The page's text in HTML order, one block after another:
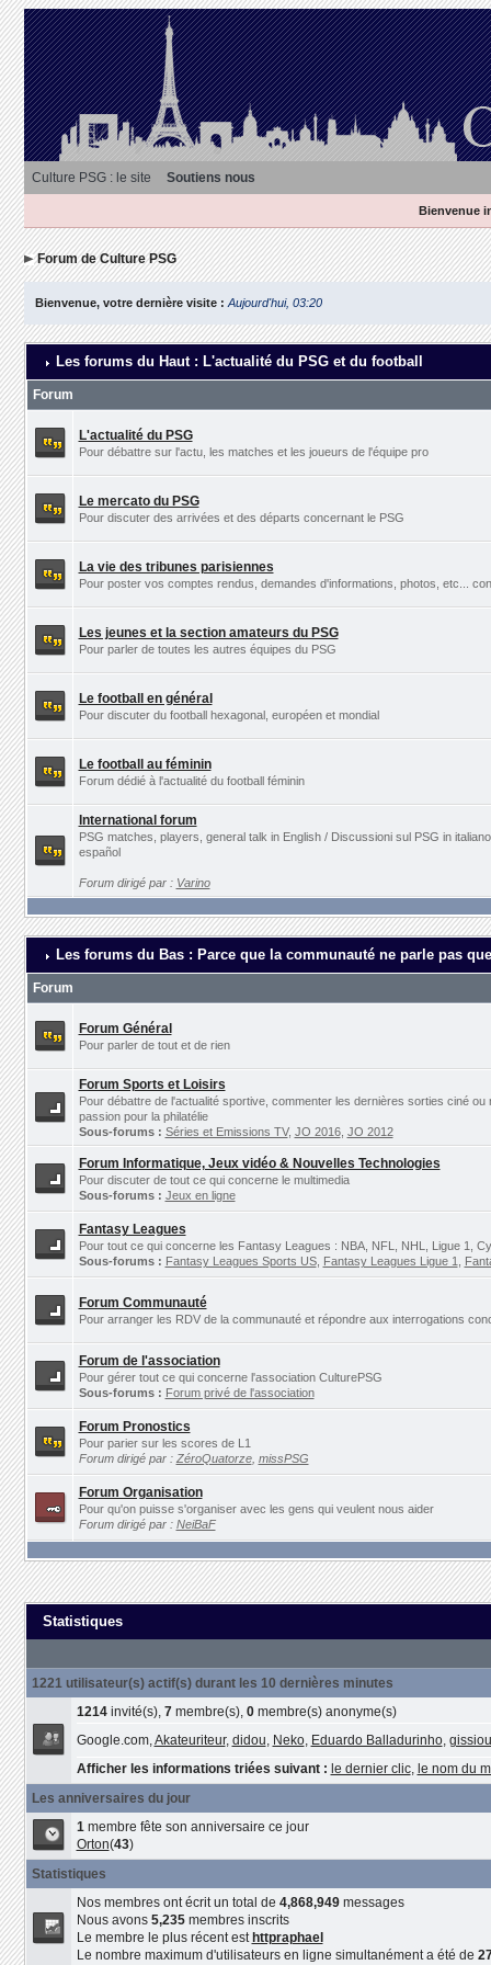
Culture PSG : le site Soutiens nous
Bienvenue
Forum de Culture PSG
Bienvenue, votre dernière visite : Aujourd'hui, 03:20
Les forums du Haut : L'actualité du PSG et du football
Forum
L'actualité du PSG
Pour débattre sur l'actu, les matches et les joueurs de l'équipe pro
Le mercato du PSG
Pour discuter des arrivées et des départs concernant le PSG
La vie des tribunes parisiennes
Pour poster vos comptes rendus, demandes d'informations, photos, etc...
Les jeunes et la section amateurs du PSG
Pour parler de toutes les autres équipes du PSG
Le football en général
Pour discuter du football hexagonal, européen et mondial
Le football au féminin
Forum dédié à l'actualité du football féminin
International forum
PSG matches, players, general talk in English / Discussioni sul PSG in
español
Forum dirigé par : Varino
Les forums du Bas : Parce que la communauté ne parle pas
Forum
Forum Général
Pour parler de tout et de rien
Forum Sports et Loisirs
Pour débattre de l'actualité sportive, commenter les dernières sorties ciné ou
passion pour la philatélie
Sous-forums : Séries et Emissions TV, JO 2016, JO 2012
Forum Informatique, Jeux vidéo & Nouvelles Technologies
Pour discuter de tout ce qui concerne le multimedia
Sous-forums : Jeux en ligne
Fantasy Leagues
Pour tout ce qui concerne les Fantasy Leagues : NBA, NFL, NHL, Ligue 1,
Sous-forums : Fantasy Leagues Sports US, Fantasy Leagues Ligue 1
Forum Communauté
Pour arranger les RDV de la communauté et répondre aux interrogations
Forum de l'association
Pour gérer tout ce qui concerne l'association CulturePSG
Sous-forums : Forum privé de l'association
Forum Pronostics
Pour parier sur les scores de L1
Forum dirigé par : ZéroQuatorze, missPSG
Forum Organisation
Pour qu'on puisse s'organiser avec les gens qui veulent nous aider
Forum dirigé par : NeiBaF
Statistiques
1221 utilisateur(s) actif(s) durant les 10 dernières minutes
1214invité(s), 7membre(s), 0membre(s) anonyme(s)
Google.com,Akateuriteur, didou, Neko, Eduardo Balladurinho, gissiou
Afficher les informations triées suivant : le dernier clic, le nom du
Les anniversaires du jour
1membre fête son anniversaire ce jour
Orton(43)
Statistiques
Nos membres ont écrit un total de 4,868,949messages
Nous avons 5,235membres inscrits
Le membre le plus récent est httpraphael
Le nombre maximum d'utilisateurs en ligne simultanément a été de